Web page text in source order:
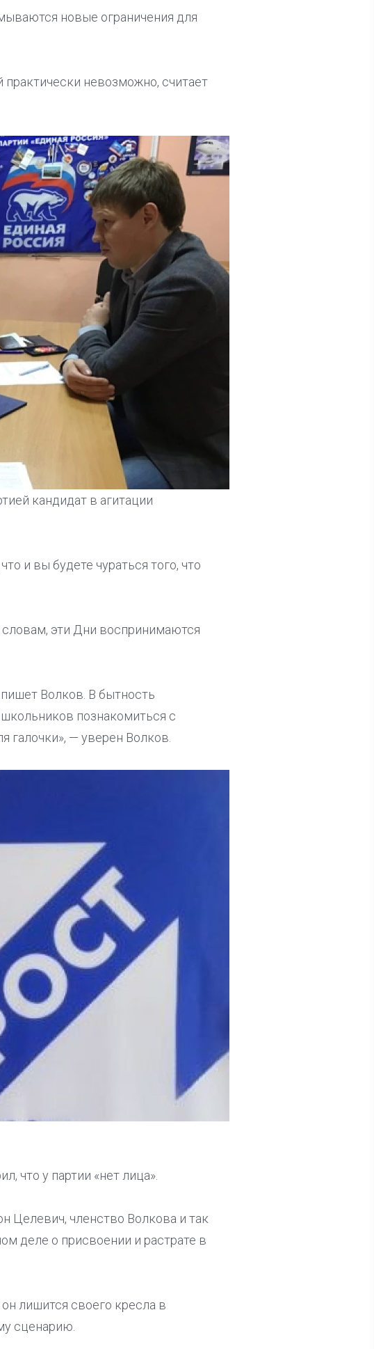
новые ограничения для
невозможно, считает
кандидат в агитации
и вы будете чураться того, что
словам, эти Дни воспринимаются
Волков. В бытность
познакомиться с
галочки», — уверен Волков.
что у партии «нет лица».
Целевич, членство Волкова и так
деле о присвоении и растрате в
лишится своего кресла в
сценарию.